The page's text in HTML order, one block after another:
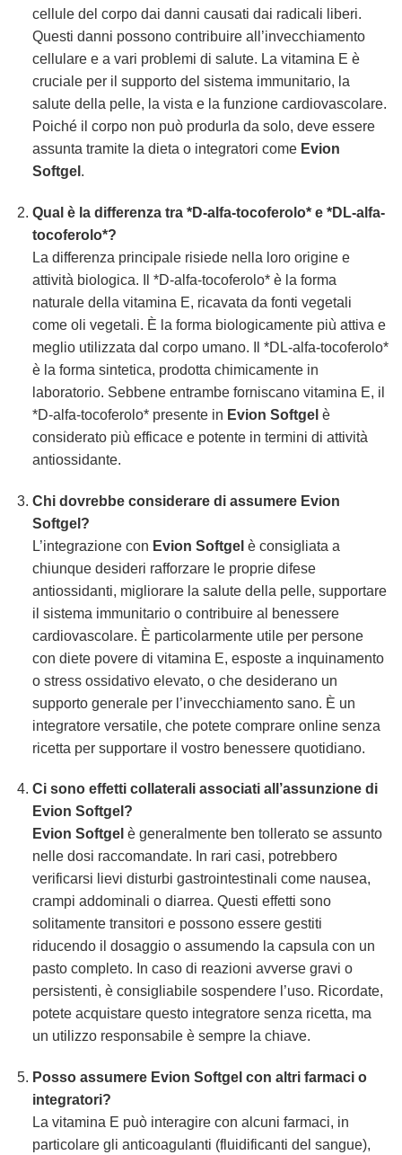
cellule del corpo dai danni causati dai radicali liberi.
Questi danni possono contribuire all’invecchiamento
cellulare e a vari problemi di salute. La vitamina E è
cruciale per il supporto del sistema immunitario, la
salute della pelle, la vista e la funzione cardiovascolare.
Poiché il corpo non può produrla da solo, deve essere
assunta tramite la dieta o integratori come Evion
Softgel .
Qual è la differenza tra *D-alfa-tocoferolo* e *DL-alfa-
tocoferolo*?
La differenza principale risiede nella loro origine e
attività biologica. Il *D-alfa-tocoferolo* è la forma
naturale della vitamina E, ricavata da fonti vegetali
come oli vegetali. È la forma biologicamente più attiva e
meglio utilizzata dal corpo umano. Il *DL-alfa-tocoferolo*
è la forma sintetica, prodotta chimicamente in
laboratorio. Sebbene entrambe forniscano vitamina E, il
*D-alfa-tocoferolo* presente in Evion Softgel è
considerato più efficace e potente in termini di attività
antiossidante.
Chi dovrebbe considerare di assumere Evion
Softgel?
L’integrazione con Evion Softgel è consigliata a
chiunque desideri rafforzare le proprie difese
antiossidanti, migliorare la salute della pelle, supportare
il sistema immunitario o contribuire al benessere
cardiovascolare. È particolarmente utile per persone
con diete povere di vitamina E, esposte a inquinamento
o stress ossidativo elevato, o che desiderano un
supporto generale per l’invecchiamento sano. È un
integratore versatile, che potete comprare online senza
ricetta per supportare il vostro benessere quotidiano.
Ci sono effetti collaterali associati all’assunzione di
Evion Softgel?
Evion Softgel è generalmente ben tollerato se assunto
nelle dosi raccomandate. In rari casi, potrebbero
verificarsi lievi disturbi gastrointestinali come nausea,
crampi addominali o diarrea. Questi effetti sono
solitamente transitori e possono essere gestiti
riducendo il dosaggio o assumendo la capsula con un
pasto completo. In caso di reazioni avverse gravi o
persistenti, è consigliabile sospendere l’uso. Ricordate,
potete acquistare questo integratore senza ricetta, ma
un utilizzo responsabile è sempre la chiave.
Posso assumere Evion Softgel con altri farmaci o
integratori?
La vitamina E può interagire con alcuni farmaci, in
particolare gli anticoagulanti (fluidificanti del sangue),